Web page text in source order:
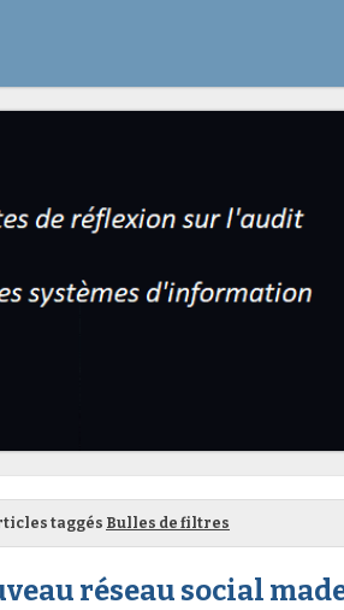
taggés Bulles de filtres
réseau social